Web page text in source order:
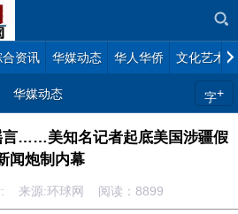
合资讯 华媒动态 华人华侨 文化艺术
华媒动态 字+
言……美知名记者起底美国涉疆假
闻炮制内幕
来源:环球网 阅读： 8899